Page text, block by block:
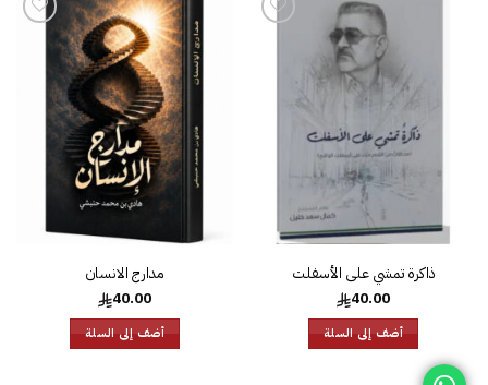
ذاكرة تمشي على الأسفلت
40.00
أضف إلى السلة
الرغبات
مدارج الانسان
40.00
أضف إلى السلة